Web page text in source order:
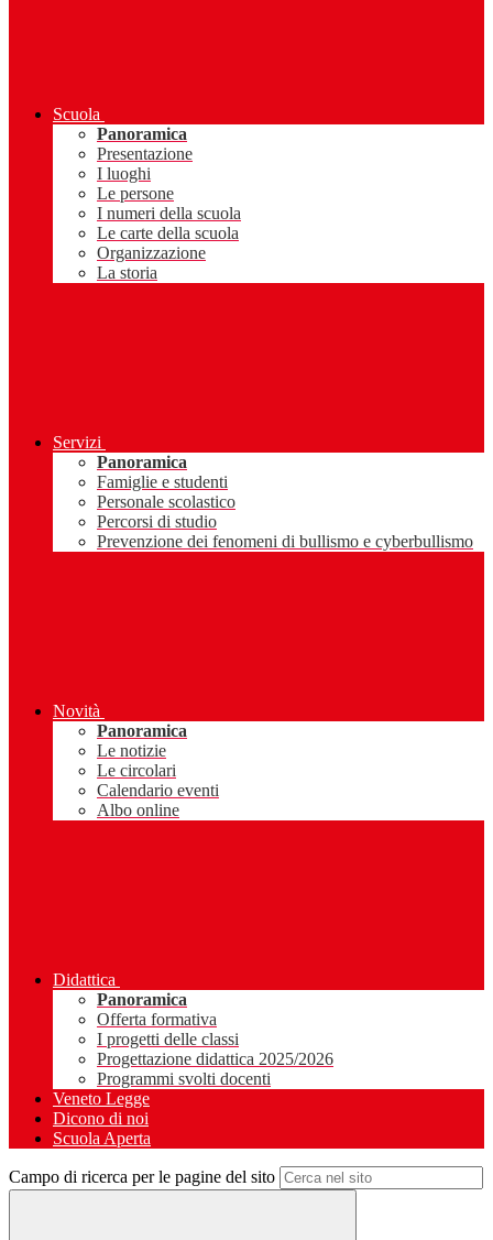
Scuola
Panoramica
Presentazione
I luoghi
Le persone
I numeri della scuola
Le carte della scuola
Organizzazione
La storia
Servizi
Panoramica
Famiglie e studenti
Personale scolastico
Percorsi di studio
Prevenzione dei fenomeni di bullismo e cyberbullismo
Novità
Panoramica
Le notizie
Le circolari
Calendario eventi
Albo online
Didattica
Panoramica
Offerta formativa
I progetti delle classi
Progettazione didattica 2025/2026
Programmi svolti docenti
Veneto Legge
Dicono di noi
Scuola Aperta
Campo di ricerca per le pagine del sito